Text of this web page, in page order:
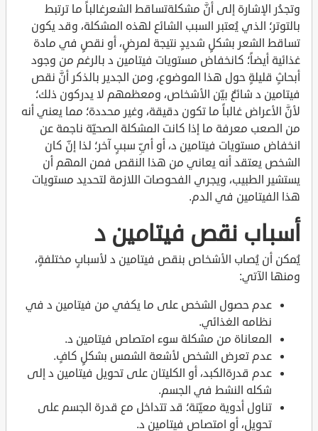
وتجدُر الإشارة إلى أنَّ مشكلةتساقط الشعرغالباً ما ترتبط
بالتوتر؛ الذي يُعتبر السبب الشائع لهذه المشكلة، وقد يكون
تساقط الشعر بشكلٍ شديدٍ نتيجة لمرضٍ، أو نقصٍ في مادة
غذائية أيضاً؛ كانخفاض مستويات فيتامين د بالرغم من وجود
أبحاثٍ قليلةٍ حول هذا الموضوع، ومن الجدير بالذكر أنَّ نقص
فيتامين د شائعٌ بيّن الأشخاص، ومعظمهم لا يدركون ذلك؛
لأنَّ الأعراض غالباً ما تكون دقيقة، وغير محددة؛ مما يعني أنه
من الصعب معرفة ما إذا كانت المشكلة الصحيّة ناجمة عن
انخفاض مستويات فيتامين د، أو أيِّ سببٍ آخر؛ لذا إنّ كان
الشخص يعتقد أنه يعاني من هذا النقص فمن المهم أن
يستشير الطبيب، ويجري الفحوصات اللازمة لتحديد مستويات
هذا الفيتامين في الدم.
أسباب نقص فيتامين د
يُمكن أن يُصاب الأشخاص بنقص فيتامين د لأسبابٍ مختلفةٍ،
ومنها الآتي:
عدم حصول الشخص على ما يكفي من فيتامين د في
نظامه الغذائي.
المعاناة من مشكلة سوء امتصاص فيتامين د.
عدم تعرض الشخص لأشعة الشمس بشكلٍ كافٍ.
عدم قدرةالكبد، أو الكليتان على تحويل فيتامين د إلى
شكله النشط في الجسم.
تناول أدوية معيّنة؛ قد تتداخل مع قدرة الجسم على
تحويل، أو امتصاص فيتامين د.